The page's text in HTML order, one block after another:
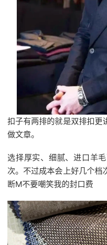
扣子有两排的就是双排扣更
做文章。
选择厚实、细腻、进口羊
次。不过成本会上好几个档
断M不要嘲笑我的封口费